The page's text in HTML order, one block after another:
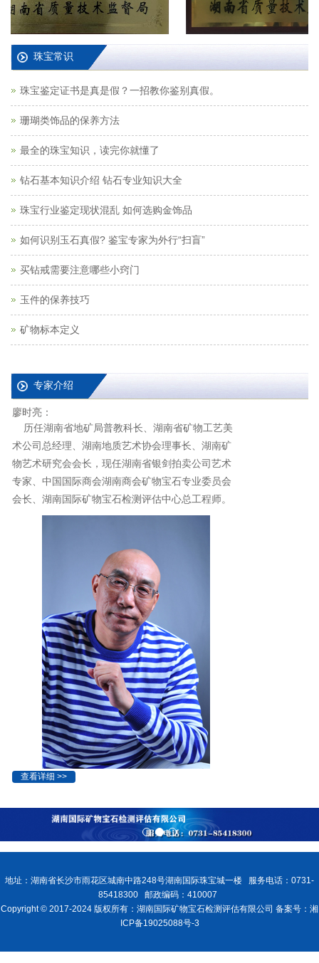
珠宝常识
珠宝鉴定证书是真是假？一招教你鉴别真假。
珊瑚类饰品的保养方法
最全的珠宝知识，读完你就懂了
钻石基本知识介绍 钻石专业知识大全
珠宝行业鉴定现状混乱 如何选购金饰品
如何识别玉石真假? 鉴宝专家为外行“扫盲”
买钻戒需要注意哪些小窍门
玉件的保养技巧
矿物标本定义
专家介绍
廖时亮：
历任湖南省地矿局普教科长、湖南省矿物工艺美
术公司总经理、湖南地质艺术协会理事长、湖南矿
物艺术研究会会长，现任湖南省银剑拍卖公司艺术
专家、中国国际商会湖南商会矿物宝石专业委员会
会长、湖南国际矿物宝石检测评估中心总工程师。
查看详细 >>
地址：湖南省长沙市雨花区城南中路248号湖南国际珠宝城一楼 服务电话：0731-
85418300 邮政编码：410007
Copyright © 2017-2024 版权所有：湖南国际矿物宝石检测评估有限公司 备案号：湘
ICP备19025088号-3